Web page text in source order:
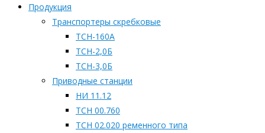
Продукция
Транспортеры скребковые
ТСН-160А
ТСН-2,0Б
ТСН-3,0Б
Приводные станции
НИ 11.12
ТСН 00.760
ТСН 02.020 ременного типа